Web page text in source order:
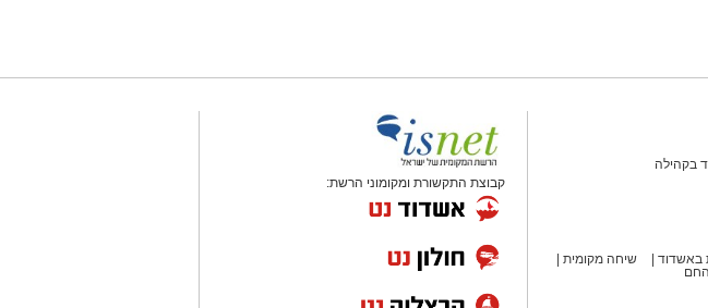
בקהילה
באשדוד
שיחה מקומית
קבוצת התקשורת ומקומוני הרשת: